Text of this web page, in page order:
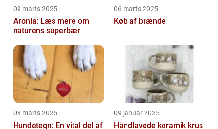
09 marts 2025
Aronia: Læs mere om
naturens superbær
06 marts 2025
Køb af brænde
03 marts 2025
Hundetegn: En vital del af
09 januar 2025
Håndlavede keramik krus